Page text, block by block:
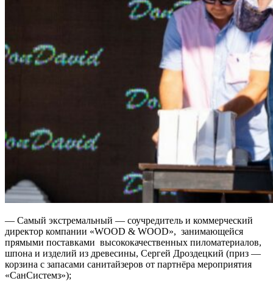
— Самый экстремальный — соучредитель и коммерческий
директор компании «WOOD & WOOD», занимающейся
прямыми поставками высококачественных пиломатериалов,
шпона и изделий из древесины, Сергей Дроздецкий (приз —
корзина с запасами санитайзеров от партнёра мероприятия
«СанСистемз»);